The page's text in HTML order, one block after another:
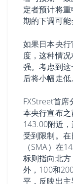
定者预计将
期的下调可能
如果日本央
度，这种情
强。考虑到
后将小幅走低
FXStreet首
本央行宣布
143.00附近
受到限制。
（SMA）在
标则指向北
外，100和
平，反映出